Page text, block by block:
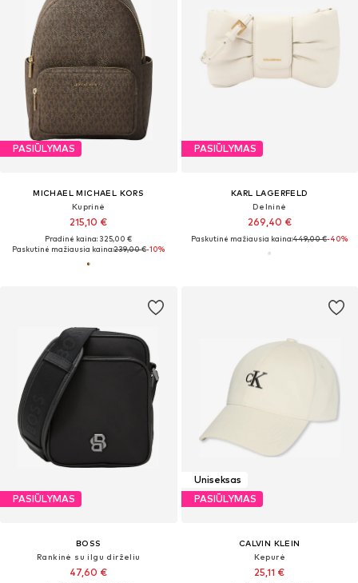
PASIŪLYMAS
MICHAEL MICHAEL KORS
Kuprinė
215,10 €
Pradinė kaina: 325,00 €
Paskutinė mažiausia kaina:239,00 €-10%
PASIŪLYMAS
KARL LAGERFELD
Delninė
269,40 €
Paskutinė mažiausia kaina:449,00 €-40%
PASIŪLYMAS
BOSS
Rankinė su ilgu dirželiu
47,60 €
Uniseksas
PASIŪLYMAS
CALVIN KLEIN
Kepurė
25,11 €